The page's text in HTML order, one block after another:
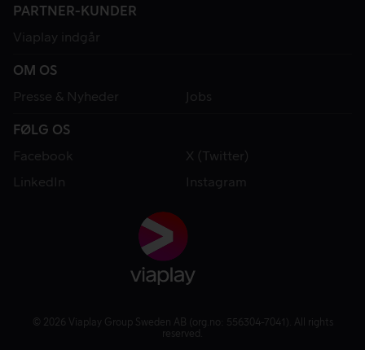
PARTNER-KUNDER
Viaplay indgår
OM OS
Presse & Nyheder
Jobs
FØLG OS
Facebook
X (Twitter)
LinkedIn
Instagram
© 2026 Viaplay Group Sweden AB (org.no: 556304-7041). All rights
reserved.